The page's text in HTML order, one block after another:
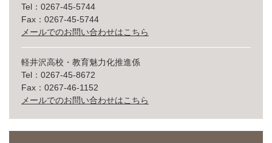
Tel：0267-45-5744
Fax：0267-45-5744
メールでのお問い合わせはこちら
軽井沢高校・教育魅力化推進係
Tel：0267-45-8672
Fax：0267-46-1152
メールでのお問い合わせはこちら